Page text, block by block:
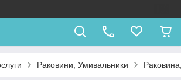
Раковини, Умивальники